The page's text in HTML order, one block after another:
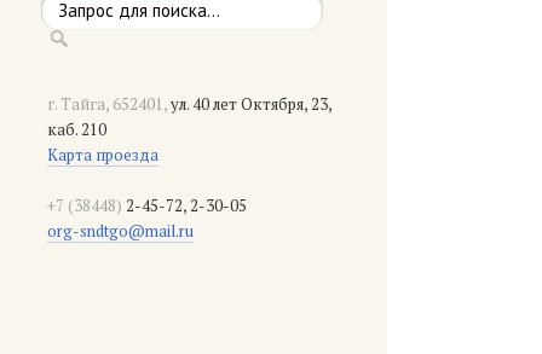
г. Тайга, 652401,ул. 40 лет Октября, 23,
каб. 210
Карта проезда
+7 (38448) 2-45-72, 2-30-05
org-sndtgo@mail.ru